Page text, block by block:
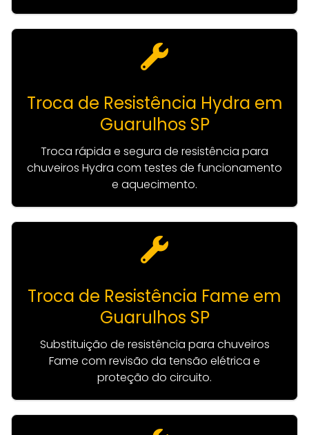
Troca de Resistência Hydra em
Guarulhos SP
Troca rápida e segura de resistência para
chuveiros Hydra com testes de funcionamento
e aquecimento.
Troca de Resistência Fame em
Guarulhos SP
Substituição de resistência para chuveiros
Fame com revisão da tensão elétrica e
proteção do circuito.